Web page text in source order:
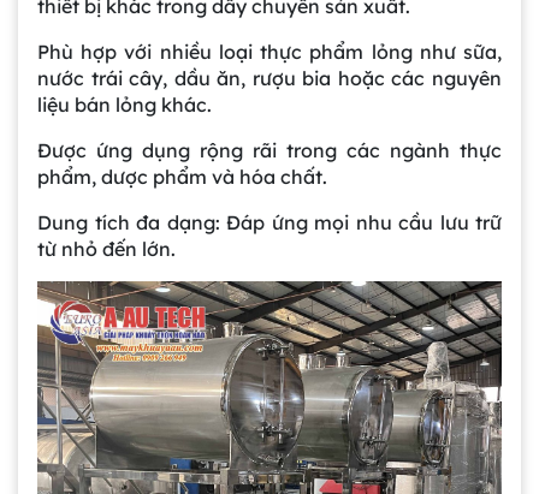
thiết bị khác trong dây chuyền sản xuất.
Phù hợp với nhiều loại thực phẩm lỏng như sữa,
nước trái cây, dầu ăn, rượu bia hoặc các nguyên
liệu bán lỏng khác.
Được ứng dụng rộng rãi trong các ngành thực
phẩm, dược phẩm và hóa chất.
Dung tích đa dạng: Đáp ứng mọi nhu cầu lưu trữ
từ nhỏ đến lớn.